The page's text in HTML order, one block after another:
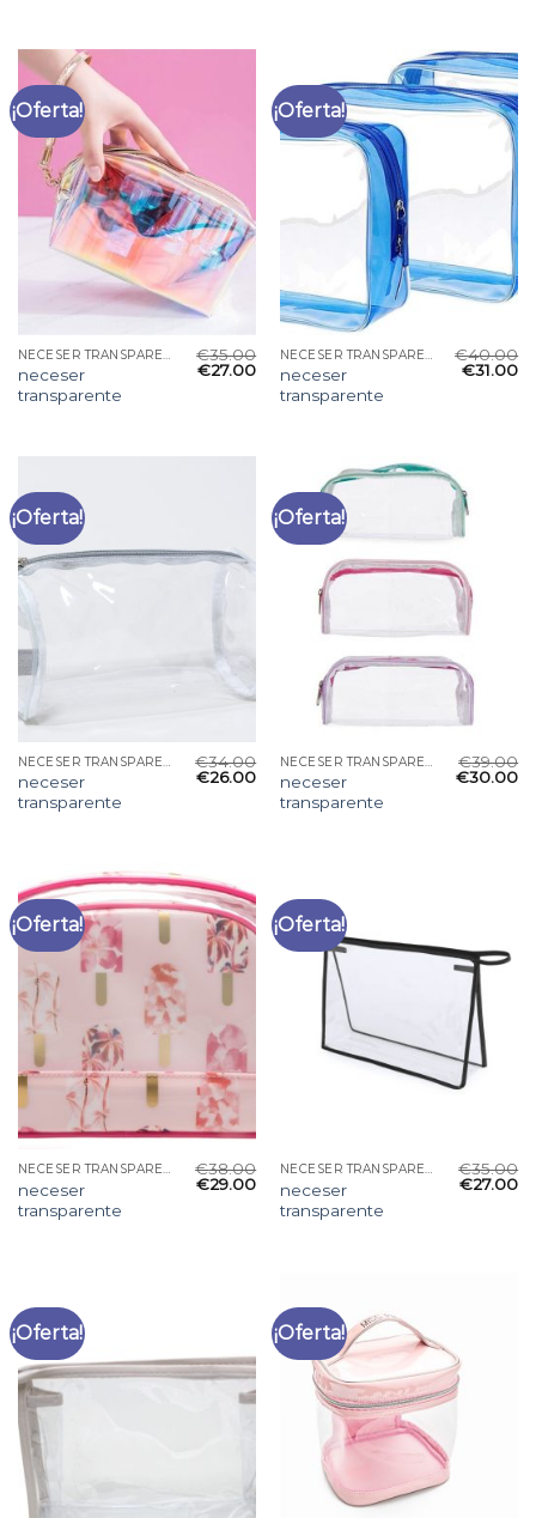
¡Oferta!
neceser
transparente
€35.00
€27.00
¡Oferta!
neceser
transparente
€40.00
€31.00
¡Oferta!
NECESER TRANSPARENTE
neceser
transparente
€34.00
€26.00
¡Oferta!
NECESER TRANSPARENTE
neceser
transparente
€39.00
€30.00
¡Oferta!
NECESER TRANSPARENTE
neceser
transparente
€38.00
€29.00
¡Oferta!
NECESER TRANSPARENTE
neceser
transparente
€35.00
€27.00
¡Oferta! ¡Oferta!